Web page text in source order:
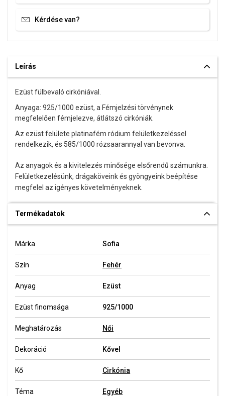
Kérdése van?
Leírás
Ezüst fülbevaló cirkóniával.
Anyaga: 925/1000 ezüst, a Fémjelzési törvénynek
megfelelően fémjelezve, átlátszó cirkóniák.
Az ezüst felülete platinafém ródium felületkezeléssel
rendelkezik, és 585/1000 rózsaarannyal van bevonva.
Az anyagok és a kivitelezés minősége elsőrendű számunkra.
Felületkezelésünk, drágaköveink és gyöngyeink beépítése
megfelel az igényes követelményeknek.
Termékadatok
Márka Sofia
Szín Fehér
Anyag Ezüst
Ezüst finomsága 925/1000
Meghatározás Női
Dekoráció Kővel
Kő Cirkónia
Téma Egyéb